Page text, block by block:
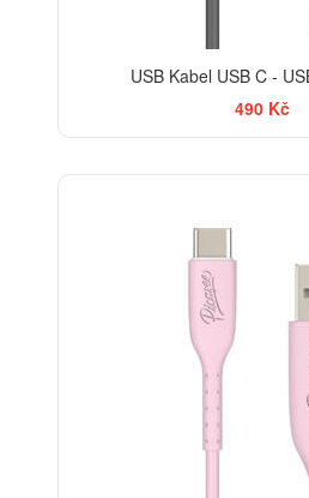
USB Kabel USB C -
490 Kč